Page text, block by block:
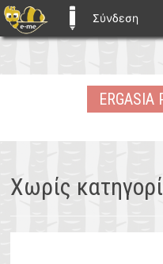
E-ME
Σύνδεση
ERGASIA
Χωρίς